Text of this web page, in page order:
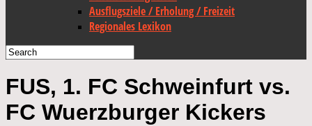
Ausflugsziele / Erholung / Freizeit
Regionales Lexikon
FUS, 1. FC Schweinfurt vs.
FC Wuerzburger Kickers